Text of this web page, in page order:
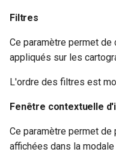
Filtres
Ce paramètre permet de
appliqués sur les
L'ordre des filtres est
Fenêtre contextuelle
Ce paramètre permet
affichées dans la